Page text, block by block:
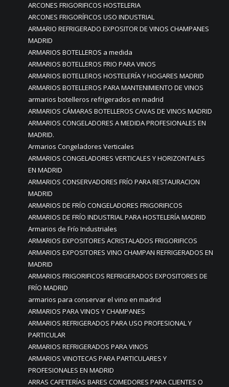
ARCONES FRIGORIFICOS HOSTELERIA
ARCONES FRIGORÍFICOS USO INDUSTRIAL
ARMARIO REFRIGERADO EXPOSITOR DE VINOS CHAMPANES
MADRID
ARMARIOS BOTELLEROS a medida
ARMARIOS BOTELLEROS FRIO PARA VINOS
ARMARIOS BOTELLEROS HOSTELERÍA Y HOGARES MADRID
ARMARIOS BOTELLEROS PARA MANTENIMIENTO DE VINOS
armarios botelleros refrigerados en madrid
ARMARIOS CÁMARAS BOTELLEROS CAVAS DE VINOS MADRID
ARMARIOS CONGELADORES A MEDIDA PROFESIONALES EN
MADRID.
Armarios Congeladores Verticales
ARMARIOS CONGELADORES VERTICALES Y HORIZONTALES
EN MADRID
ARMARIOS CONSERVADORES FRÍO PARA RESTAURACION
MADRID
ARMARIOS DE FRÍO CONGELADORES FRIGORIFICOS
ARMARIOS DE FRÍO INDUSTRIAL PARA HOSTELERÍA MADRID
Armarios de Frío Industriales
ARMARIOS EXPOSITORES ACRISTALADOS FRIGORIFICOS
ARMARIOS EXPOSITORES VINO CHAMPAN REFRIGERADOS EN
MADRID
ARMARIOS FRIGORIFICOS REFRIGERADOS EXPOSITORES DE
FRÍO MADRID
armarios para conservar el vino en madrid
ARMARIOS PARA VINOS Y CHAMPANES
ARMARIOS REFRIGERADOS PARA USO PROFESIONAL Y
PARTICULAR
ARMARIOS REFRIGERADOS PARA VINOS
ARMARIOS VINOTECAS PARA PARTICULARES Y
PROFESIONALES EN MADRID
ARRAS CAFETERÍAS BARES COMEDORES PARA CLIENTES O